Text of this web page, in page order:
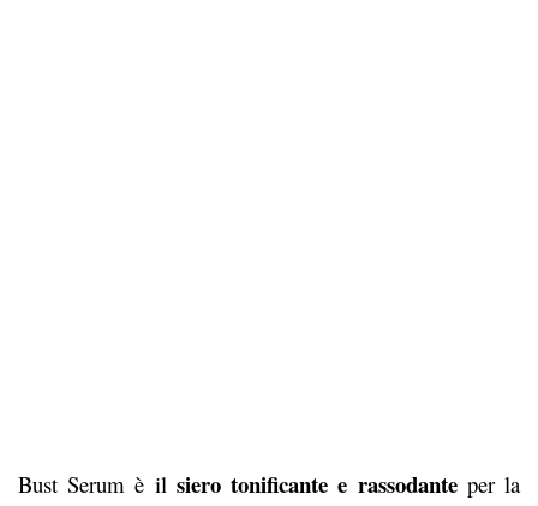
Bust Serum è il siero tonificante e rassodanteper la